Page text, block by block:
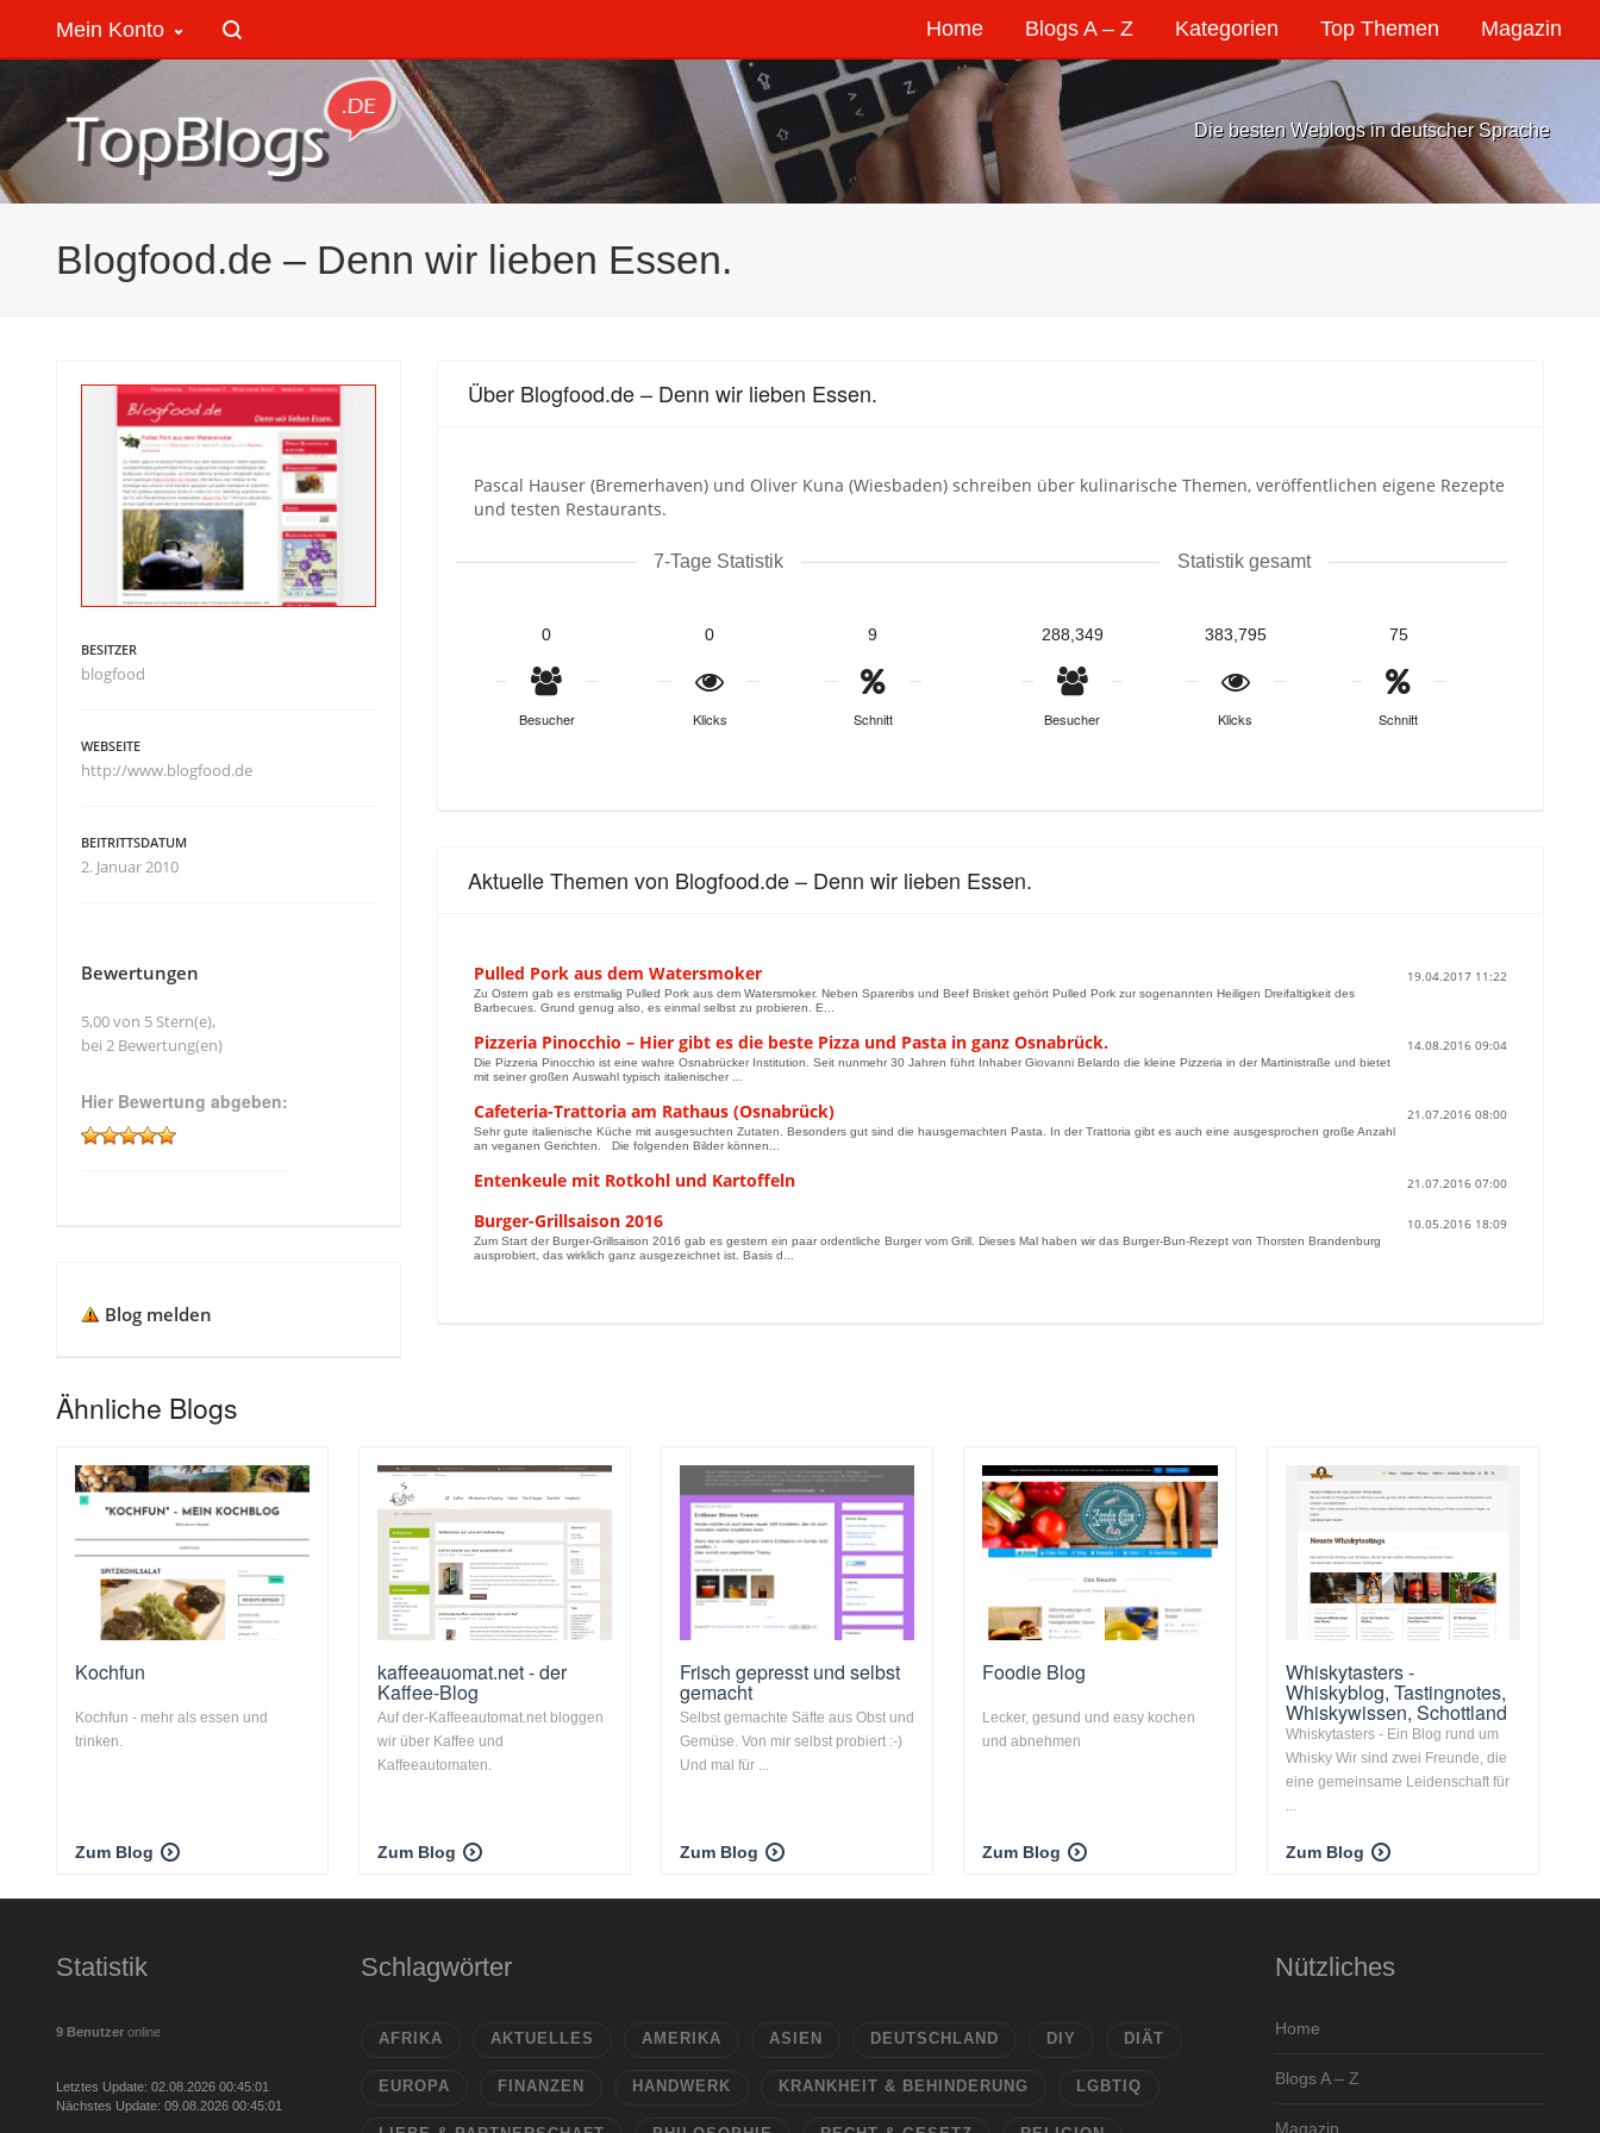
Home Blogs A – Z Kategorien Top Themen Magazin
Mein Konto
Die besten Weblogs in deutscher Sprache
Blogfood.de – Denn wir lieben Essen.
Über Blogfood.de – Denn wir lieben Essen.
Pascal Hauser (Bremerhaven) und Oliver Kuna (Wiesbaden) schreiben über kulinarische Themen, veröffentlichen eigene Rezepte
und testen Restaurants.
7-Tage Statistik
0
Besucher
0
Klicks
9
Schnitt
Statistik gesamt
288,349
Besucher
383,795
Klicks
75
Schnitt
Aktuelle Themen von Blogfood.de – Denn wir lieben Essen.
Pulled Pork aus dem Watersmoker 19.04.2017 11:22
Zu Ostern gab es erstmalig Pulled Pork aus dem Watersmoker. Neben Spareribs und Beef Brisket gehört Pulled Pork zur sogenannten Heiligen Dreifaltigkeit des
Barbecues. Grund genug also, es einmal selbst zu probieren. E...
Pizzeria Pinocchio – Hier gibt es die beste Pizza und Pasta in ganz Osnabrück. 14.08.2016 09:04
Die Pizzeria Pinocchio ist eine wahre Osnabrücker Institution. Seit nunmehr 30 Jahren führt Inhaber Giovanni Belardo die kleine Pizzeria in der Martinistraße und bietet
mit seiner großen Auswahl typisch italienischer ...
Cafeteria-Trattoria am Rathaus (Osnabrück) 21.07.2016 08:00
Sehr gute italienische Küche mit ausgesuchten Zutaten. Besonders gut sind die hausgemachten Pasta. In der Trattoria gibt es auch eine ausgesprochen große Anzahl
an veganen Gerichten. Die folgenden Bilder können...
Entenkeule mit Rotkohl und Kartoffeln 21.07.2016 07:00
Burger-Grillsaison 2016 10.05.2016 18:09
Zum Start der Burger-Grillsaison 2016 gab es gestern ein paar ordentliche Burger vom Grill. Dieses Mal haben wir das Burger-Bun-Rezept von Thorsten Brandenburg
ausprobiert, das wirklich ganz ausgezeichnet ist. Basis d...
BESITZER
blogfood
WEBSEITE
http://www.blogfood.de
BEITRITTSDATUM
2. Januar 2010
Bewertungen
5,00 von 5 Stern(e),
bei 2 Bewertung(en)
Hier Bewertung abgeben:
Blog melden
Ähnliche Blogs
Kochfun
Kochfun - mehr als essen und
trinken.
Zum Blog
kaffeeauomat.net - der
Kaffee-Blog
Auf der-Kaffeeautomat.net bloggen
wir über Kaffee und
Kaffeeautomaten.
Zum Blog
Frisch gepresst und selbst
gemacht
Selbst gemachte Säfte aus Obst und
Gemüse. Von mir selbst probiert :-)
Und mal für ...
Zum Blog
Foodie Blog
Lecker, gesund und easy kochen
und abnehmen
Zum Blog
Whiskytasters -
Whiskyblog, Tastingnotes,
Whiskywissen, Schottland
Whiskytasters - Ein Blog rund um
Whisky Wir sind zwei Freunde, die
eine gemeinsame Leidenschaft für
...
Zum Blog
Statistik
9 Benutzer online
Letztes Update: 02.08.2026 00:45:01
Nächstes Update: 09.08.2026 00:45:01
Schlagwörter
AFRIKA AKTUELLES AMERIKA ASIEN DEUTSCHLAND DIY DIÄT
EUROPA FINANZEN HANDWERK KRANKHEIT & BEHINDERUNG LGBTIQ
Nützliches
Home
Blogs A – Z
Magazin